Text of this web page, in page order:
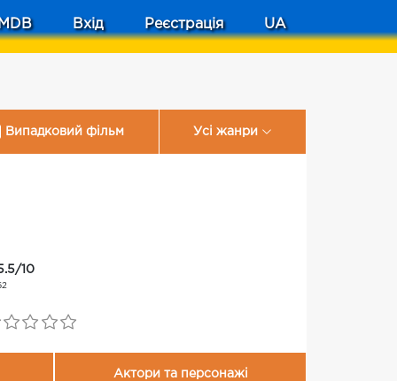
Вхід Реєстрація UA
Випадковий фільм Усі жанри
10
Актори та персонажі